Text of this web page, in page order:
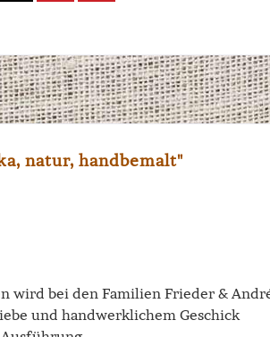
natur, handbemalt"
wird bei den Familien Frieder &
und handwerklichem Geschick